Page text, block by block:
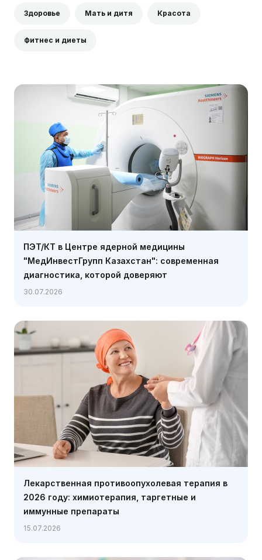
Здоровье Мать и дитя Красота
Фитнес и диеты
ПЭТ/КТ в Центре ядерной медицины
"МедИнвестГрупп Казахстан": современная
диагностика, которой доверяют
30.07.2026
Лекарственная противоопухолевая терапия в
2026 году: химиотерапия, таргетные и
иммунные препараты
15.07.2026